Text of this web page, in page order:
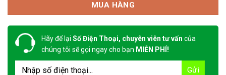
MUA HÀNG
Hãy để lại Số Điện Thoại, chuyên viên tư vấn của
chúng tôi sẽ gọi ngay cho bạn MIỄN PHÍ!